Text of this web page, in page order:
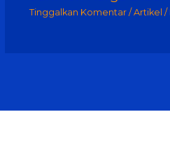
Tinggalkan Komentar / Artikel /